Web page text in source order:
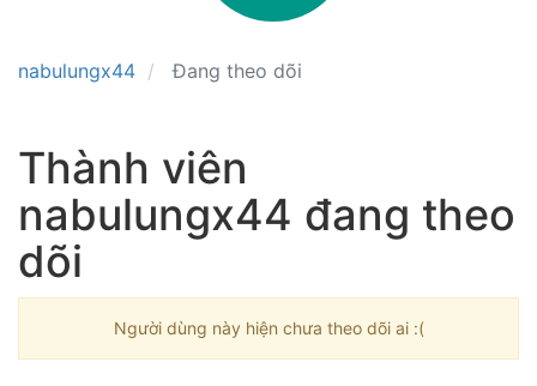
nabulungx44 Đang theo dõi
Thành viên
nabulungx44 đang theo
dõi
Người dùng này hiện chưa theo dõi ai :(